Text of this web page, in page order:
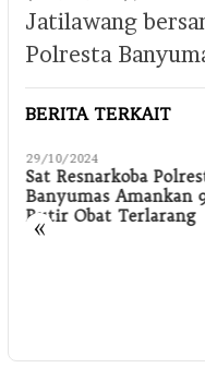
Jatilawang
Polresta
BERITA TERKAIT
«
29/10/2024
Sat Resnarkoba
Banyumas Amankan
Butir Obat Terlarang